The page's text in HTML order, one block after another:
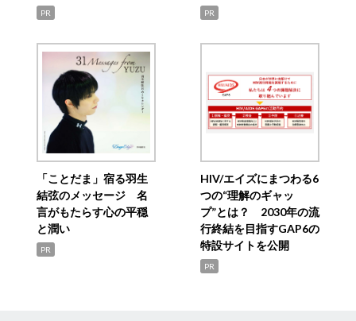
PR PR
「ことだま」宿る羽生
結弦のメッセージ 名
言がもたらす心の平穏
と潤い
PR
HIV/エイズにまつわる6
つの“理解のギャッ
プ”とは？ 2030年の流
行終結を目指すGAP6の
特設サイトを公開
PR